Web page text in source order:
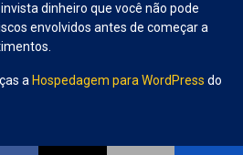
dinheiro que você não pode
envolvidos antes de começar a
a Hospedagem para WordPress do